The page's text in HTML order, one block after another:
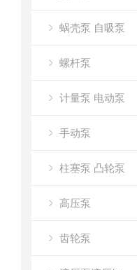
蜗壳泵 自吸泵
螺杆泵
计量泵 电动泵
手动泵
柱塞泵 凸轮泵
高压泵
齿轮泵